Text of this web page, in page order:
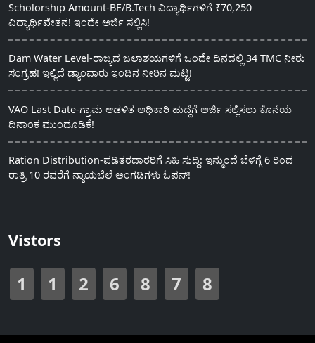
Scholorship Amount-BE/B.Tech ವಿದ್ಯಾರ್ಥಿಗಳಿಗೆ ₹70,250
ವಿದ್ಯಾರ್ಥಿವೇತನ! ಇಂದೇ ಅರ್ಜಿ ಸಲ್ಲಿಸಿ!
Dam Water Level-ರಾಜ್ಯದ ಜಲಾಶಯಗಳಿಗೆ ಒಂದೇ ದಿನದಲ್ಲಿ 34 TMC ನೀರು
ಸಂಗ್ರಹ! ಇಲ್ಲಿದೆ ಡ್ಯಾಂವಾರು ಇಂದಿನ ನೀರಿನ ಮಟ್ಟ!
VAO Last Date-ಗ್ರಾಮ ಆಡಳಿತ ಅಧಿಕಾರಿ ಹುದ್ದೆಗೆ ಅರ್ಜಿ ಸಲ್ಲಿಸಲು ಕೊನೆಯ
ದಿನಾಂಕ ಮುಂದೂಡಿಕೆ!
Ration Distribution-ಪಡಿತರದಾರರಿಗೆ ಸಿಹಿ ಸುದ್ದಿ: ಇನ್ಮುಂದೆ ಬೆಳಿಗ್ಗೆ 6 ರಿಂದ
ರಾತ್ರಿ 10 ರವರೆಗೆ ನ್ಯಾಯಬೆಲೆ ಅಂಗಡಿಗಳು ಓಪನ್!
Vistors
1 1 2 6 8 7 8